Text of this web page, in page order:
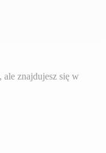
znajdujesz się w